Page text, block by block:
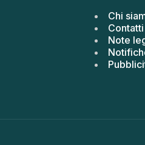
Chi
Contatti
Note